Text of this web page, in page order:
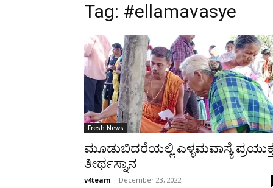
Tag: #ellamavasye
Fresh News
ಮೂಡುಬಿದರೆಯಲ್ಲಿ ಎಳ್ಳಮವಾಸ್ಯೆ
ತೀರ್ಥಸ್ನಾನ
v4team - December 23, 2022